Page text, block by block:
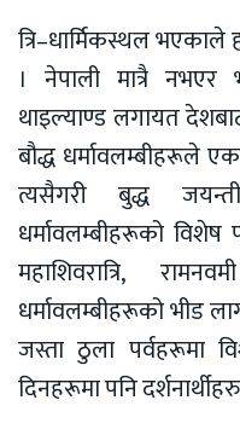
त्रि–धार्मिकस्थल
। नेपाली मात्रै नभएर
थाइल्याण्ड लगायत
बौद्ध धर्मावलम्बीहरूले
त्यसैगरी बुद्ध
धर्मावलम्बीहरूको
महाशिवरात्रि,
धर्मावलम्बीहरूको भीड
जस्ता ठुला पर्वहरूमा
दिनहरूमा पनि